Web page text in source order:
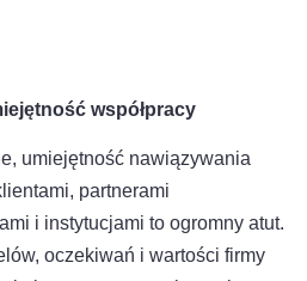
współpracy
umiejętność nawiązywania
partnerami
i instytucjami to ogromny atut.
oczekiwań i wartości firmy